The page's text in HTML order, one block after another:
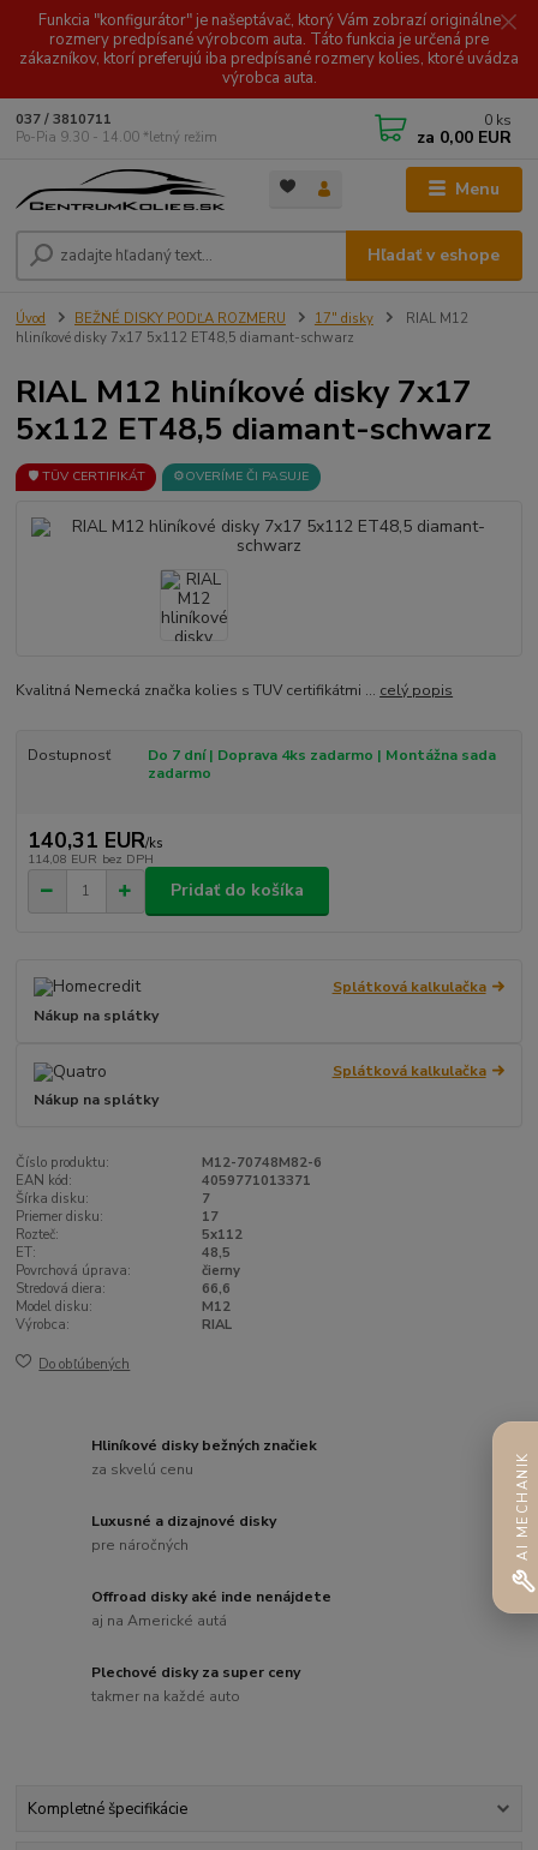
Funkcia "konfigurátor" je našeptávač, ktorý Vám zobrazí originálne
rozmery predpísané výrobcom auta. Táto funkcia je určená pre
zákazníkov, ktorí preferujú iba predpísané rozmery kolies, ktoré uvádza
výrobca auta.
Menu
Hľadať v eshope
037 / 3810711
Po-Pia 9.30 - 14.00 *letný režim
0 ks
za 0,00 EUR
Úvod BEŽNÉ DISKY PODĽA ROZMERU 17" disky
RIAL M12
hliníkové disky 7x17 5x112 ET48,5 diamant-schwarz
RIAL M12 hliníkové disky 7x17
5x112 ET48,5 diamant-schwarz
🛡️ TÜV CERTIFIKÁT ⚙️OVERÍME ČI PASUJE
Kvalitná Nemecká značka kolies s TUV certifikátmi ... celý popis
Dostupnosť
Do 7 dní | Doprava 4ks zadarmo | Montážna sada
zadarmo
140,31 EUR/ks
114,08 EUR bez DPH
Pridať do košíka
Splátková kalkulačka
Nákup na splátky
Splátková kalkulačka
Nákup na splátky
Číslo produktu:
M12-70748M82-6
EAN kód:
4059771013371
Šírka disku:
7
Priemer disku:
17
Rozteč:
5x112
ET:
48,5
Povrchová úprava:
čierny
Stredová diera:
66,6
Model disku:
M12
Výrobca:
RIAL
Do obľúbených
Hliníkové disky bežných značiek
za skvelú cenu
Luxusné a dizajnové disky
pre náročných
Offroad disky aké inde nenájdete
aj na Americké autá
Plechové disky za super ceny
takmer na každé auto
Kompletné špecifikácie
AI MECHANIK